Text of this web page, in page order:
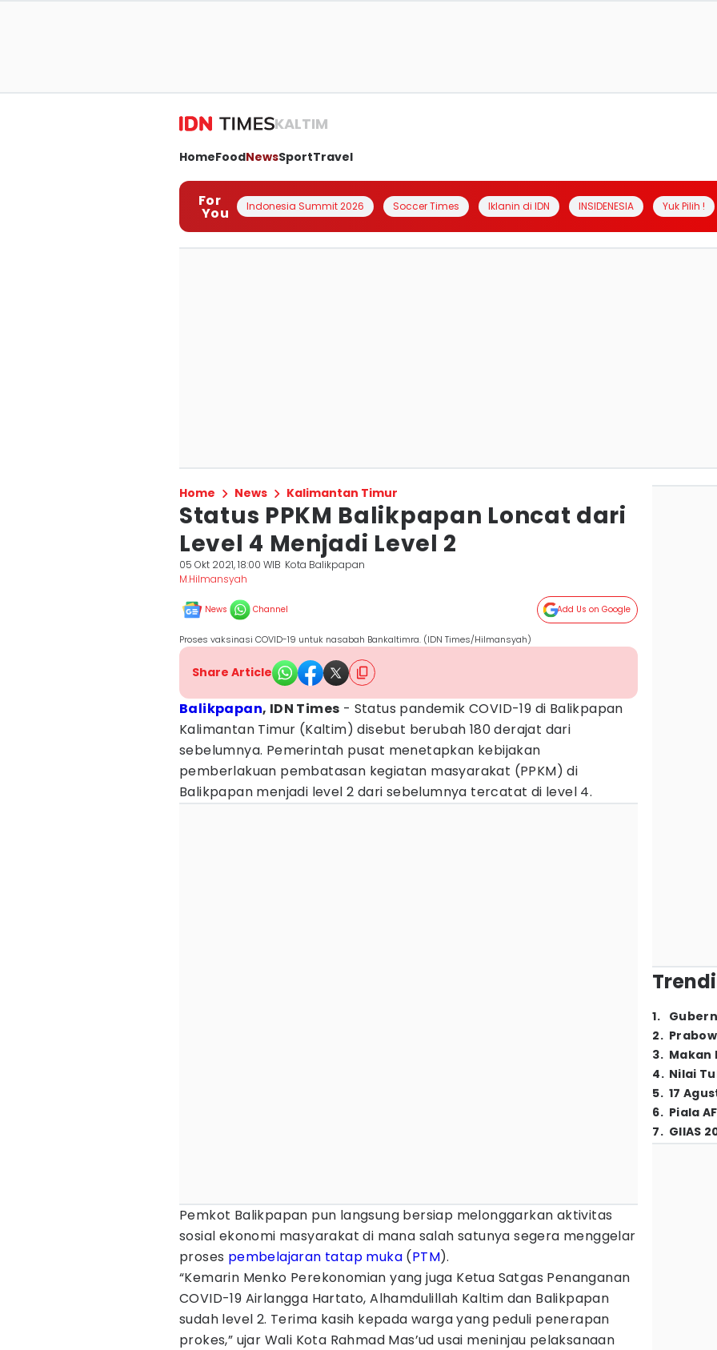
KALTIM
HomeFoodNewsSportTravel
For
You Indonesia Summit 2026 Soccer Times Iklanin di IDN INSIDENESIA Yuk Pilih !
Home News Kalimantan Timur
Status PPKM Balikpapan Loncat dari
Level 4 Menjadi Level 2
05 Okt 2021, 18:00 WIB Kota Balikpapan
M.Hilmansyah
News Channel Add Us on Google
Proses vaksinasi COVID-19 untuk nasabah Bankaltimra. (IDN Times/Hilmansyah)
Share Article
Balikpapan, IDN Times - Status pandemik COVID-19 di Balikpapan
Kalimantan Timur (Kaltim) disebut berubah 180 derajat dari
sebelumnya. Pemerintah pusat menetapkan kebijakan
pemberlakuan pembatasan kegiatan masyarakat (PPKM) di
Balikpapan menjadi level 2 dari sebelumnya tercatat di level 4.
Pemkot Balikpapan pun langsung bersiap melonggarkan aktivitas
sosial ekonomi masyarakat di mana salah satunya segera menggelar
proses pembelajaran tatap muka (PTM).
“Kemarin Menko Perekonomian yang juga Ketua Satgas Penanganan
COVID-19 Airlangga Hartato, Alhamdulillah Kaltim dan Balikpapan
sudah level 2. Terima kasih kepada warga yang peduli penerapan
prokes,” ujar Wali Kota Rahmad Mas’ud usai meninjau pelaksanaan
1.
2.
3. Makan
4. Nilai
5. 17
6. Piala
7. GIIAS